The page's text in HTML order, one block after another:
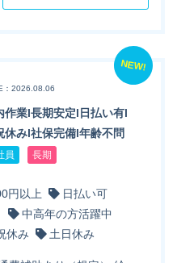
NEW!
：2026.08.06
作業l長期安定l日払い有l
休みl社保完備l年齢不問
員 長期
円以上
日払い可
中高年の方活躍中
休み 土日休み